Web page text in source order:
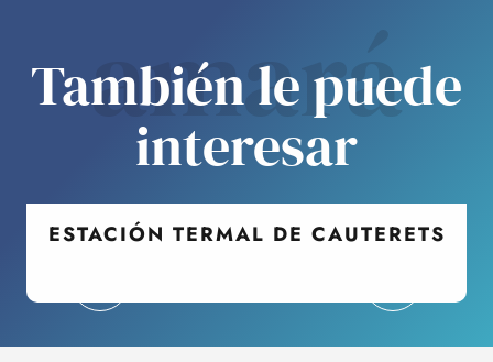
amará
También le puede
interesar
ESTACIÓN TERMAL DE CAUTERETS